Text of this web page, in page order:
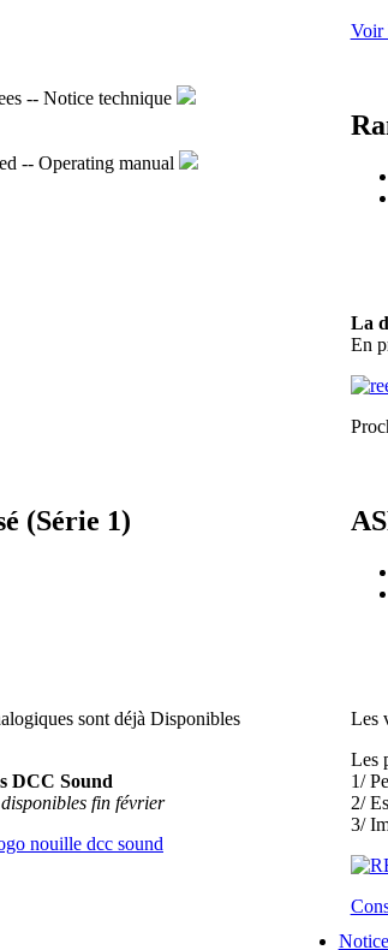
-- Notice technique
-- Operating manual
Voir
La
En
(Série 1)
sont déjà Disponibles
DCC Sound
fin février
Les
Les
1/
2/
3/